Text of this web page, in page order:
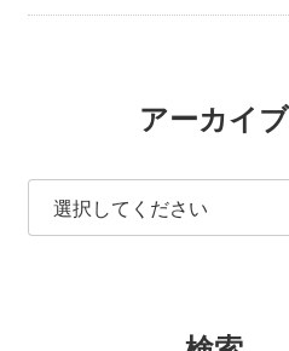
アーカイブ